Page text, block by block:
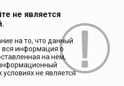
не является
на то, что данный
вся информация о
на нём,
условиях не является